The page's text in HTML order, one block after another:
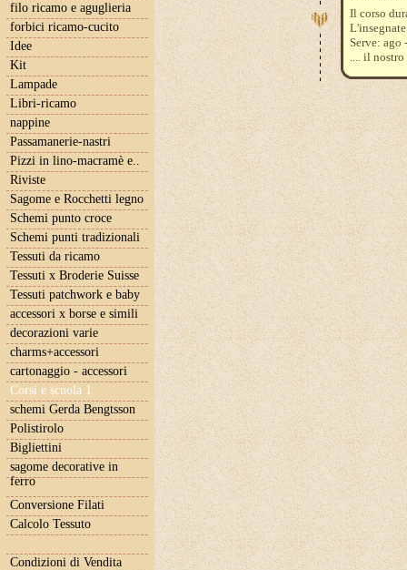
filo ricamo e aguglieria
forbici ricamo-cucito
Idee
Kit
Lampade
Libri-ricamo
nappine
Passamanerie-nastri
Pizzi in lino-macramè e..
Riviste
Sagome e Rocchetti legno
Schemi punto croce
Schemi punti tradizionali
Tessuti da ricamo
Tessuti x Broderie Suisse
Tessuti patchwork e baby
accessori x borse e simili
decorazioni varie
charms+accessori
cartonaggio - accessori
Corsi e scuola 1
schemi Gerda Bengtsson
Polistirolo
Bigliettini
sagome decorative in
ferro
Conversione Filati
Calcolo Tessuto
Condizioni di Vendita
Il corso
Serve:
.... il
I corsi
di un
Il costo è